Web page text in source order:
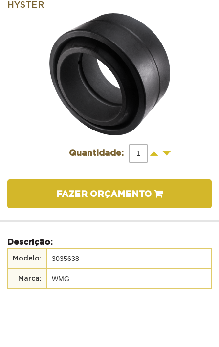
HYSTER
Quantidade: + -
FAZER ORÇAMENTO
Descrição:
3035638
WMG